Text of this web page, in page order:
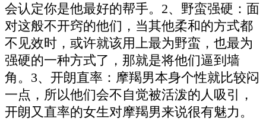
会认定你是他最好的帮手。2、野蛮强硬：面
对这般不开窍的他们，当其他柔和的方式都
不见效时，或许就该用上最为野蛮，也最为
强硬的一种方式了，那就是将他们逼到墙
角。3、开朗直率：摩羯男本身个性就比较闷
一点，所以他们会不自觉被活泼的人吸引，
开朗又直率的女生对摩羯男来说很有魅力。